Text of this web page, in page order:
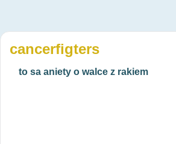
cancerfigters
to sa aniety o walce z rakiem